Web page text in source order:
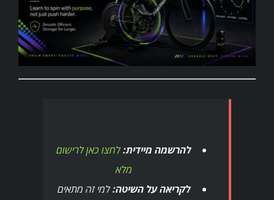
להרשמה מיידית:לחצו כאן לרישום
מלא
לקריאה על השיטה:למי זה מתאים